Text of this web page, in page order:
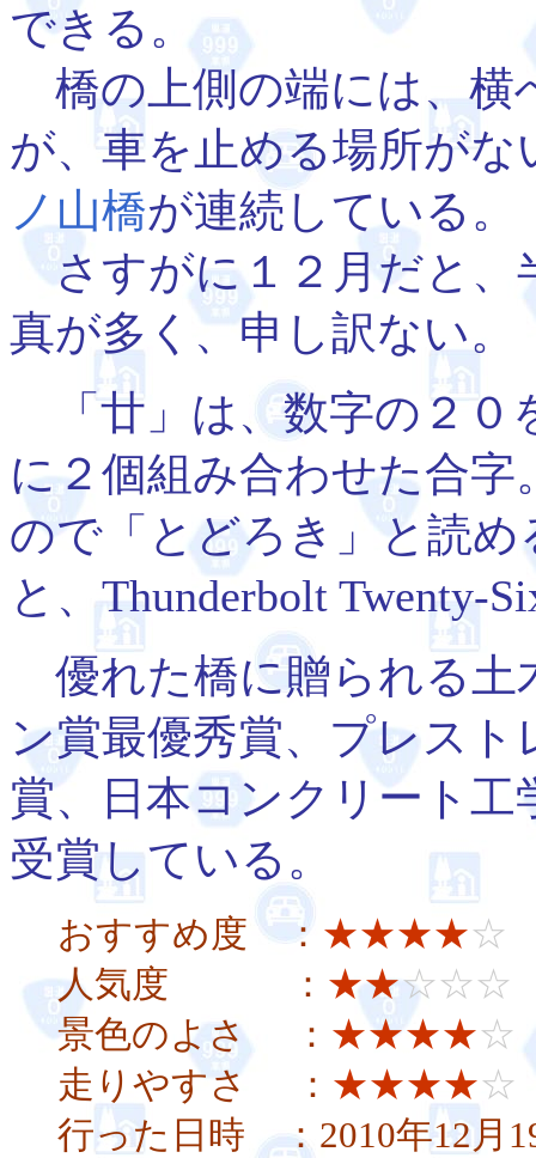
できる。
橋の上側の端には、横
が、車を止める場所が
ノ山橋が連続している。
さすがに１２月だと、
真が多く、申し訳ない。
「廿」は、数字の２０
に２個組み合わせた合
ので「とどろき」と読
と、Thunderbolt Twenty-
優れた橋に贈られる土
ン賞最優秀賞、プレス
賞、日本コンクリート
受賞している。
おすすめ度 ： ★★★★☆
人気度 ： ★★☆☆☆
景色のよさ ： ★★★★☆
走りやすさ ： ★★★★☆
行った日時 ：2010年12月